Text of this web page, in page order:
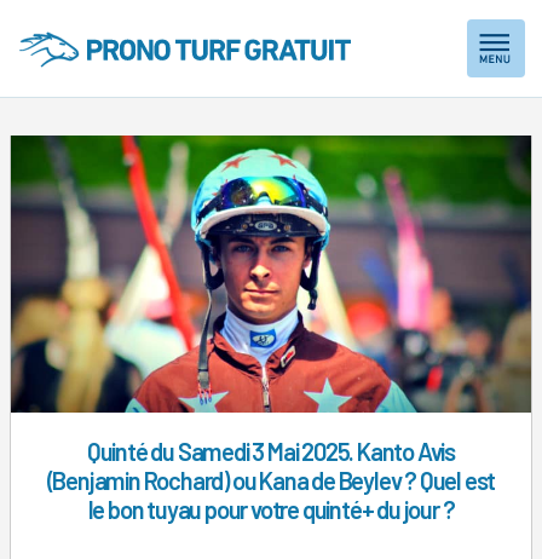
content
Quinté du Samedi 3 Mai 2025. Kanto Avis
(Benjamin Rochard) ou Kana de Beylev ? Quel est
le bon tuyau pour votre quinté+ du jour ?